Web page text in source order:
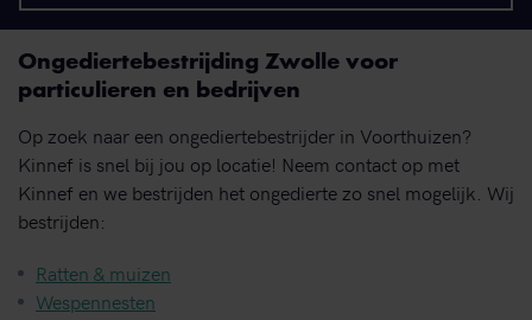
Ongediertebestrijding Zwolle voor
particulieren en bedrijven
Op zoek naar een ongediertebestrijder in Voorthuizen?
Kinnef is snel bij jou op locatie! Neem contact op met
Kinnef en we bestrijden het ongedierte zo snel mogelijk. Wij
bestrijden:
Ratten & muizen
Wespennesten